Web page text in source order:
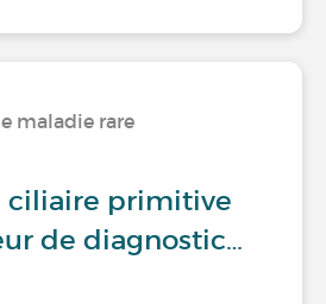
maladie rare
ciliaire primitive
de diagnostic…